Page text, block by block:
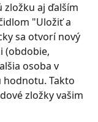
zložku aj ďalším
"Uložiť a
sa otvorí nový
(obdobie,
osoba v
hodnotu. Takto
zložky vašim